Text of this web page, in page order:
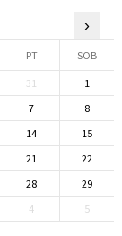
›
PT SOB
31
1
7
8
14
15
21
22
28
29
4 5